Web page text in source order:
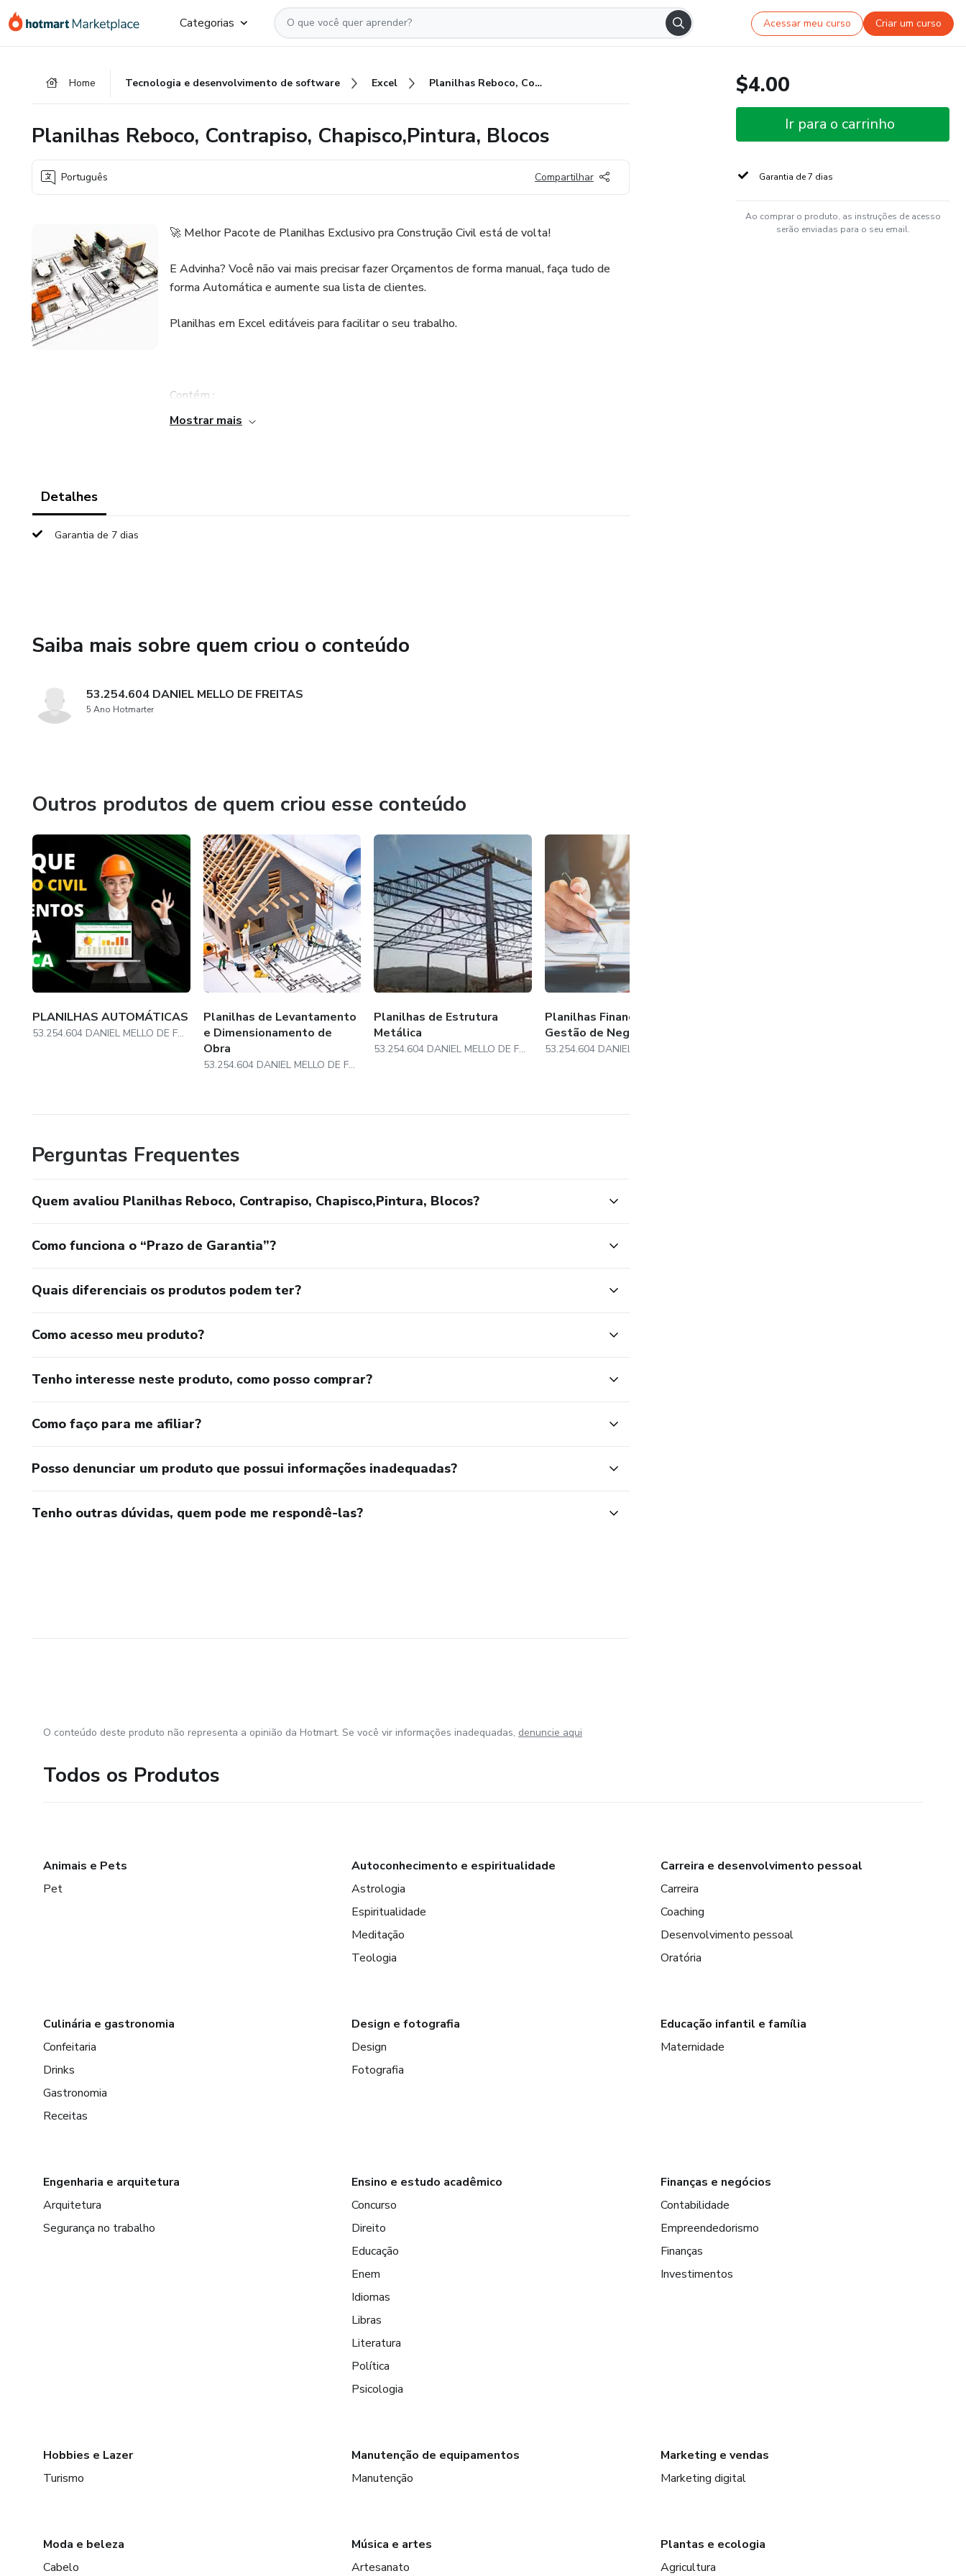
para
para
para
Categorias Acessar meu curso Criar um curso
Home Tecnologia e desenvolvimento de software Excel Planilhas Reboco, Contrapiso, Chapisco,Pintura, Blocos
Planilhas Reboco, Contrapiso, Chapisco,Pintura, Blocos
Português Compartilhar
🚀 Melhor Pacote de Planilhas Exclusivo pra Construção Civil está de volta!
E Advinha? Você não vai mais precisar fazer Orçamentos de forma manual, faça tudo de
forma Automática e aumente sua lista de clientes.
Planilhas em Excel editáveis para facilitar o seu trabalho.
Contém :
✅Planilha Cálculo de Materiais
✅ Execução
BÔNUS EXCLUSIVOS
Mostrar mais
Detalhes
Garantia de 7 dias
Saiba mais sobre quem criou o conteúdo
53.254.604 DANIEL MELLO DE FREITAS
5 Ano Hotmarter
Outros produtos de quem criou esse conteúdo
PLANILHAS AUTOMÁTICAS
53.254.604 DANIEL MELLO DE FREITAS
Planilhas de Levantamento
e Dimensionamento de
Obra
53.254.604 DANIEL MELLO DE FREITAS
Planilhas de Estrutura
Metálica
53.254.604 DANIEL MELLO DE FREITAS
Planilhas Financeiras e
Gestão de Negócios
Perguntas Frequentes
Quem avaliou Planilhas Reboco, Contrapiso, Chapisco,Pintura, Blocos?
Como funciona o “Prazo de Garantia”?
Quais diferenciais os produtos podem ter?
Como acesso meu produto?
Tenho interesse neste produto, como posso comprar?
Como faço para me afiliar?
Posso denunciar um produto que possui informações inadequadas?
Tenho outras dúvidas, quem pode me respondê-las?
$4.00
Ir para o carrinho
Garantia de 7 dias
Ao comprar o produto, as instruções de acesso
serão enviadas para o seu email.
O conteúdo deste produto não representa a opinião da Hotmart. Se você vir informações inadequadas, denuncie aqui
Todos os Produtos
Animais e Pets
Pet
Autoconhecimento e espiritualidade
Astrologia
Espiritualidade
Meditação
Teologia
Carreira e desenvolvimento pessoal
Carreira
Coaching
Desenvolvimento pessoal
Oratória
Culinária e gastronomia
Confeitaria
Drinks
Gastronomia
Receitas
Design e fotografia
Design
Fotografia
Educação infantil e família
Maternidade
Engenharia e arquitetura
Arquitetura
Segurança no trabalho
Ensino e estudo acadêmico
Concurso
Direito
Educação
Enem
Idiomas
Libras
Literatura
Política
Psicologia
Finanças e negócios
Contabilidade
Empreendedorismo
Finanças
Investimentos
Hobbies e Lazer
Turismo
Manutenção de equipamentos
Manutenção
Marketing e vendas
Marketing digital
Moda e beleza
Cabelo
Música e artes
Artesanato
Plantas e ecologia
Agricultura